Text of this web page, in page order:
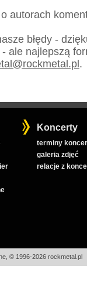
autorach
błędy -
ale najlepszą
@rockmetal.pl.
Koncerty
terminy
galeria zdjęć
relacje z
© 1996-2026 rockmetal.pl